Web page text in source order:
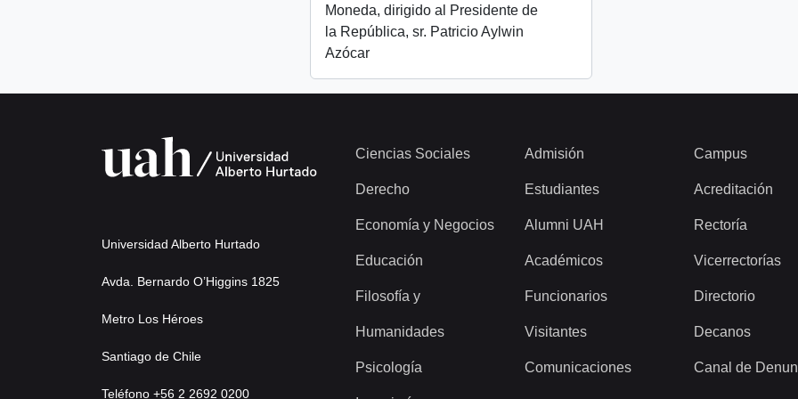
Moneda, dirigido al Presidente de
la República, sr. Patricio Aylwin
Azócar
Universidad Alberto Hurtado
Avda. Bernardo O’Higgins 1825
Metro Los Héroes
Santiago de Chile
Teléfono +56 2 2692 0200
Ciencias Sociales
Derecho
Economía y Negocios
Educación
Filosofía y
Humanidades
Psicología
Admisión
Estudiantes
Alumni UAH
Académicos
Funcionarios
Visitantes
Comunicaciones
Campus
Acreditación
Rectoría
Vicerrectorías
Directorio
Decanos
Canal de